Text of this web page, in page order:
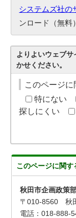
システムズ社の
ンロード（無料
よりよいウェブ
かせください。
このページ
特にない
探しにくい
このページに関す
秋田市企画政策
〒010-8560 秋
電話：018-888-